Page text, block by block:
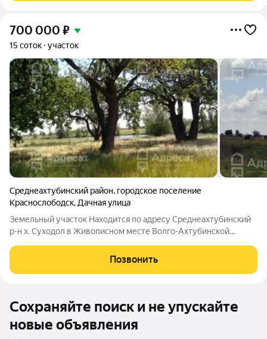
700 000 ₽
15 соток участок
Среднеахтубинский район, городское поселение
Краснослободск, Дачная улица
Земельный участок Находится по адресу Среднеахтубинский
р-н х. Суходол в Живописном месте Волго-Ахтубинской
живописная локация Среднеахтубинского района. Идеальный
баланс загородного спокойствия и
Позвонить
Сохраняйте поиск и не упускайте
новые объявления